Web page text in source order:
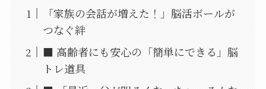
「家族の会話が増えた！」脳活ボールが
つなぐ絆
■ 高齢者にも安心の「簡単にできる」脳
トレ道具